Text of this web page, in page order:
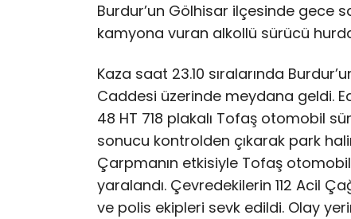
Burdur’un Gölhisar ilçesinde gece
kamyona vuran alkollü sürücü
Kaza saat 23.10 sıralarında
Caddesi üzerinde meydana geldi.
48 HT 718 plakalı Tofaş otomobil
sonucu kontrolden çıkarak park
Çarpmanın etkisiyle Tofaş
yaralandı. Çevredekilerin 112 Acil
ve polis ekipleri sevk edildi. Olay